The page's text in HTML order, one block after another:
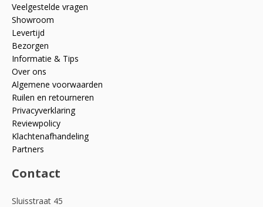
Veelgestelde vragen
Showroom
Levertijd
Bezorgen
Informatie & Tips
Over ons
Algemene voorwaarden
Ruilen en retourneren
Privacyverklaring
Reviewpolicy
Klachtenafhandeling
Partners
Contact
Sluisstraat 45